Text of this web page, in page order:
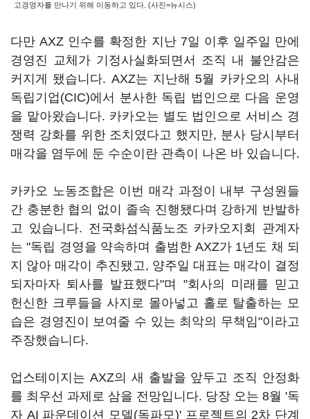
고경영자를 만나기 위해 이동하고 있다. (사진=뉴시스)
다만 AXZ 인수를 확정한 지난 7일 이후 일주일 만에
경영진 교체가 기정사실화되면서 조직 내 불안감은
커지게 됐습니다. AXZ는 지난해 5월 카카오의 사내
독립기업(CIC)에서 분사한 독립 법인으로 다음 운영
을 맡아왔습니다. 카카오는 별도 법인으로 서비스 경
쟁력 강화를 위한 조치였다고 했지만, 분사 당시부터
매각을 염두에 둔 수순이란 관측이 나온 바 있습니다.
카카오 노동조합은 이번 매각 과정이 내부 구성원들
간 충분한 협의 없이 졸속 진행됐다며 강하게 반발하
고 있습니다. 전국화섬식품노조 카카오지회 관계자
는 "독립 경영을 약속하며 출범한 AXZ가 1년도 채 되
지 않아 매각이 추진됐고, 양주일 대표는 매각이 결정
되자마자 퇴사를 발표했다"며 "회사의 미래를 믿고
헌신한 크루들을 사지로 몰아넣고 홀로 탈출하는 모
습은 경영진이 보여줄 수 있는 최악의 무책임"이라고
주장했습니다.
업스테이지는 AXZ의 새 출발을 앞두고 조직 안정화
를 최우선 과제로 삼을 전망입니다. 당장 오는 8월 '독
자 AI 파운데이션 모델(독파모)' 프로젝트의 2차 단계